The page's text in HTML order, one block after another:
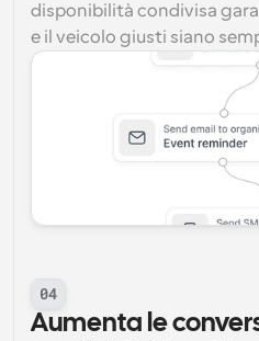
disponibilità condivisa
e il veicolo giusti siano
04
Aumenta le